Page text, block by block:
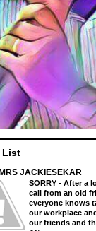
List
JACKIESEKAR
SORRY - After a
call from an old
everyone knows
our workplace
our friends and